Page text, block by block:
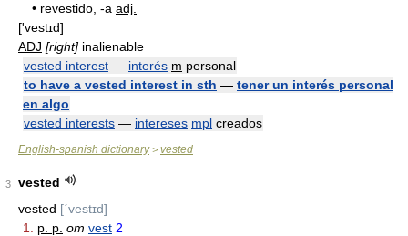
• revestido, -a adj.
['vestɪd]
ADJ [right] inalienable
vested interest — interés m personal
to have a vested interest in sth — tener un interés personal
en algo
vested interests — intereses mpl creados
English-spanish dictionary> vested
3
vested
vested [ˊvestɪd]
1.
p. p. от vest 2